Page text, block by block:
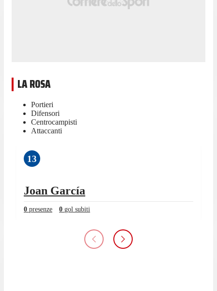
LA ROSA
Portieri
Difensori
Centrocampisti
Attaccanti
13
Joan García
0 presenze 0 gol subiti